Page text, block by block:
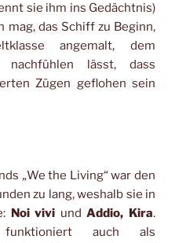
sie ihm ins Gedächtnis)
mag, das Schiff zu Beginn,
angemalt, dem
lässt, dass
Zügen geflohen sein
„We the Living“ war den
zu lang, weshalb sie in
Noi vivi undAddio, Kira.
auch als